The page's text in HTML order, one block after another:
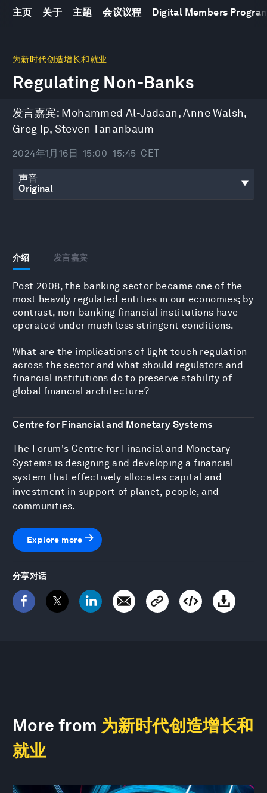
主页 关于 主题 会议议程 Digital Members
为新时代创造增长和就业
Regulating Non-Banks
发言嘉宾: Mohammed Al-Jadaan,Anne Walsh,
Greg Ip, Steven Tananbaum
2024年1月16日 15:00–15:45 CET
声音
介绍 发言嘉宾
Post 2008, the banking sector became one of the
most heavily regulated entities in our economies; by
contrast, non-banking financial institutions have
operated under much less stringent conditions.
What are the implications of light touch regulation
across the sector and what should regulators and
financial institutions do to preserve stability of
global financial architecture?
Centre for Financial and Monetary Systems
The Forum's Centre for Financial and Monetary
Systems is designing and developing a financial
system that effectively allocates capital and
investment in support of planet, people, and
communities.
Explore more
分享对话
More from 为新时代创造增长和
就业
seconds
44
minutes,
seconds